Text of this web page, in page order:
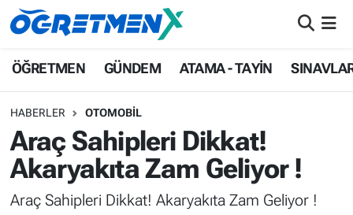
ÖĞRETMEN GÜNDEM ATAMA - TAYİN
HABERLER OTOMOBİL
Araç Sahipleri Dikkat!
Akaryakıta Zam Geliyor !
Araç Sahipleri Dikkat! Akaryakıta Zam Geliyor !
ÖĞRETMEN
ATAMA - TAYİN
SINAVLAR
İstanbul Nöbetçi Eczaneler
İstanbul Namaz Vakitleri
İstanbul Trafik Yoğunluk Haritası